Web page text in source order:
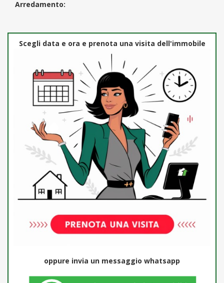
Arredamento:
Scegli data e ora e prenota una visita dell'immobile
oppure invia un messaggio whatsapp